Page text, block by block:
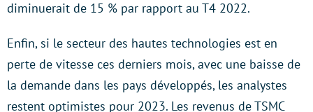
diminuerait de 15 % par rapport au T4 2022.
Enfin, si le secteur des hautes technologies est en
perte de vitesse ces derniers mois, avec une baisse de
la demande dans les pays développés, les analystes
restent optimistes pour 2023. Les revenus de TSMC